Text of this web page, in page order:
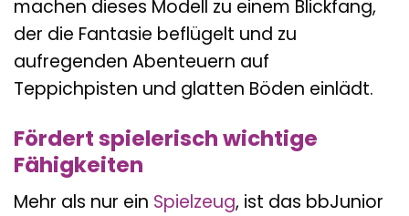
machen dieses Modell zu einem Blickfang,
der die Fantasie beflügelt und zu
aufregenden Abenteuern auf
Teppichpisten und glatten Böden einlädt.
Fördert spielerisch wichtige
Fähigkeiten
Mehr als nur ein Spielzeug, ist das bbJunior